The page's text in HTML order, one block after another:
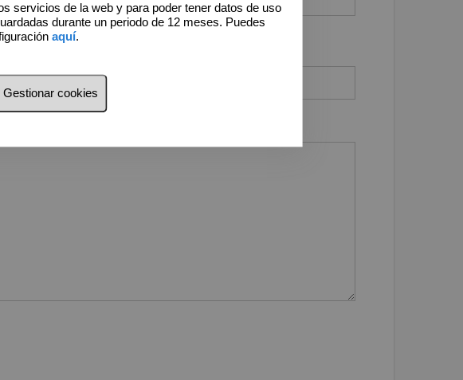
servicios de la web y para poder tener datos de uso
durante un periodo de 12 meses. Puedes
aquí.
Gestionar cookies